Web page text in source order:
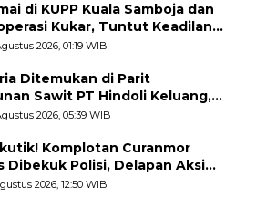
di KUPP Kuala Samboja dan
Kukar, Tuntut Keadilan
Kerja yang Adil
2026, 01:19 WIB
Ditemukan di Parit
Sawit PT Hindoli Keluang,
Penyebab Kematian
2026, 05:39 WIB
Komplotan Curanmor
Dibekuk Polisi, Delapan Aksi
Di Candipuro Terungkap
2026, 12:50 WIB